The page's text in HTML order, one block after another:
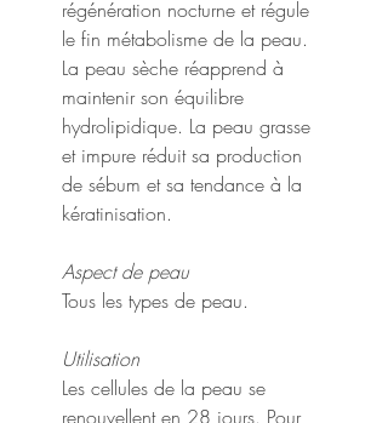
régénération nocturne et régule
le fin métabolisme de la peau.
La peau sèche réapprend à
maintenir son équilibre
hydrolipidique. La peau grasse
et impure réduit sa production
de sébum et sa tendance à la
kératinisation.
Aspect de peau
Tous les types de peau.
Utilisation
Les cellules de la peau se
renouvellent en 28 jours. Pour